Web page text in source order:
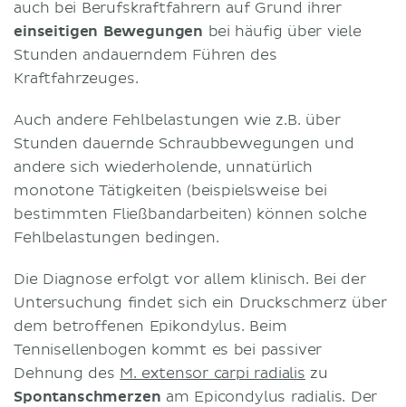
auch bei Berufskraftfahrern auf Grund ihrer
einseitigen Bewegungen bei häufig über viele
Stunden andauerndem Führen des
Kraftfahrzeuges.
Auch andere Fehlbelastungen wie z.B. über
Stunden dauernde Schraubbewegungen und
andere sich wiederholende, unnatürlich
monotone Tätigkeiten (beispielsweise bei
bestimmten Fließbandarbeiten) können solche
Fehlbelastungen bedingen.
Die Diagnose erfolgt vor allem klinisch. Bei der
Untersuchung findet sich ein Druckschmerz über
dem betroffenen Epikondylus. Beim
Tennisellenbogen kommt es bei passiver
Dehnung des M. extensor carpi radialis zu
Spontanschmerzen am Epicondylus radialis. Der